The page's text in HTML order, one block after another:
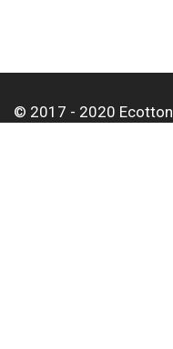
© 2017 - 2020 Ecotton